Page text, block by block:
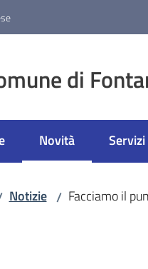
di
Novità
Menu selezionato
Servizi
Notizie / Facciamo il